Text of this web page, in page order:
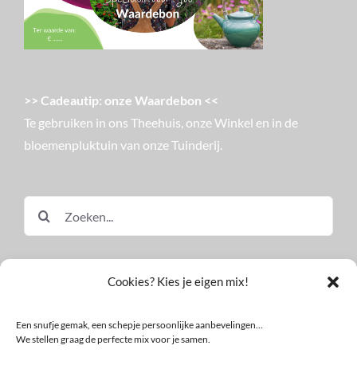
Cookies? Kies je eigen mix!
Een snufje gemak, een schepje persoonlijke aanbevelingen…
We stellen graag de perfecte mix voor je samen.
>> Cadeautip: onze Waardebon <<
Te gebruiken in ons Theehuis, onze Winkel en in de
bloemenpluktuin van onze Tuinderij.